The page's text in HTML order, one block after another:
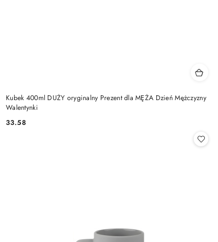
Kubek 400ml DUŻY oryginalny Prezent dla MĘŻA Dzień Mężczyzny
Walentynki
Cena:
33.58